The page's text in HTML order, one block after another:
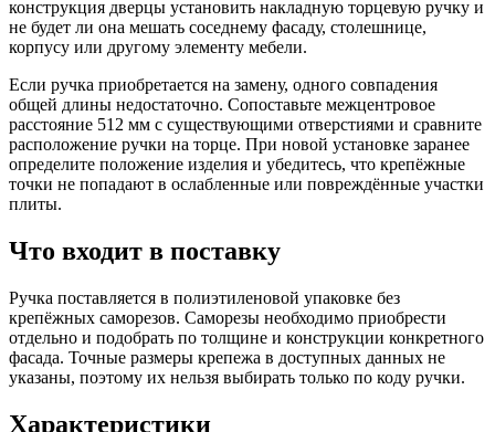
конструкция дверцы установить накладную торцевую ручку и
не будет ли она мешать соседнему фасаду, столешнице,
корпусу или другому элементу мебели.
Если ручка приобретается на замену, одного совпадения
общей длины недостаточно. Сопоставьте межцентровое
расстояние 512 мм с существующими отверстиями и сравните
расположение ручки на торце. При новой установке заранее
определите положение изделия и убедитесь, что крепёжные
точки не попадают в ослабленные или повреждённые участки
плиты.
Что входит в поставку
Ручка поставляется в полиэтиленовой упаковке без
крепёжных саморезов. Саморезы необходимо приобрести
отдельно и подобрать по толщине и конструкции конкретного
фасада. Точные размеры крепежа в доступных данных не
указаны, поэтому их нельзя выбирать только по коду ручки.
Характеристики